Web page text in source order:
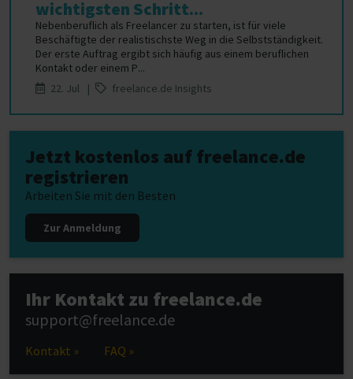
wichtigsten Schritt...
Nebenberuflich als Freelancer zu starten, ist für viele
Beschäftigte der realistischste Weg in die Selbstständigkeit.
Der erste Auftrag ergibt sich häufig aus einem beruflichen
Kontakt oder einem P...
22. Jul |
freelance.de Insights
Jetzt kostenlos auf freelance.de
registrieren
Arbeiten Sie mit den Besten
Zur Anmeldung
Ihr Kontakt zu freelance.de
support@freelance.de
Kontakt » FAQ »